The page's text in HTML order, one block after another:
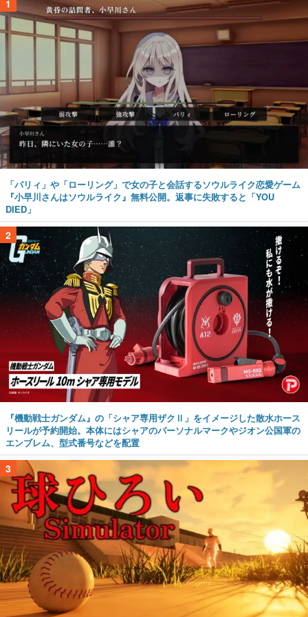
1
「パリィ」や「ローリング」で女の子と会話するソウルライク恋愛ゲーム
『小早川さんはソウルライク』無料公開。返事に失敗すると「YOU
DIED」
2
『機動戦士ガンダム』の「シャア専用ザクⅡ」をイメージした散水ホース
リールが予約開始。本体にはシャアのパーソナルマークやジオン公国軍の
エンブレム、型式番号などを配置
3